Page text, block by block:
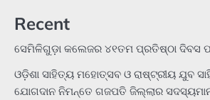
Recent
ସେମିଳିଗୁଡ଼ା କଲେଜର ୪୧ତମ ପ୍ରତିଷ୍ଠା ଦିବସ
ଓଡ଼ିଶା ସାହିତ୍ୟ ମହୋତ୍ସବ ଓ ରାଷ୍ଟ୍ରୀୟ ଯୁବ
ଯୋଗଦାନ ନିମନ୍ତେ ଗଜପତି ଜିଲ୍ଲାର